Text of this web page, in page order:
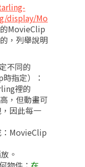
display/Mo
MovieClip
，列舉說明
不同的
指定）：
裡的
，但動畫可
因此每一
MovieClip
。